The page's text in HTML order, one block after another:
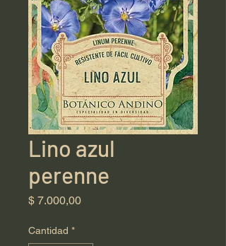
Lino azul
perenne
$ 7.000,00Precio
Cantidad *